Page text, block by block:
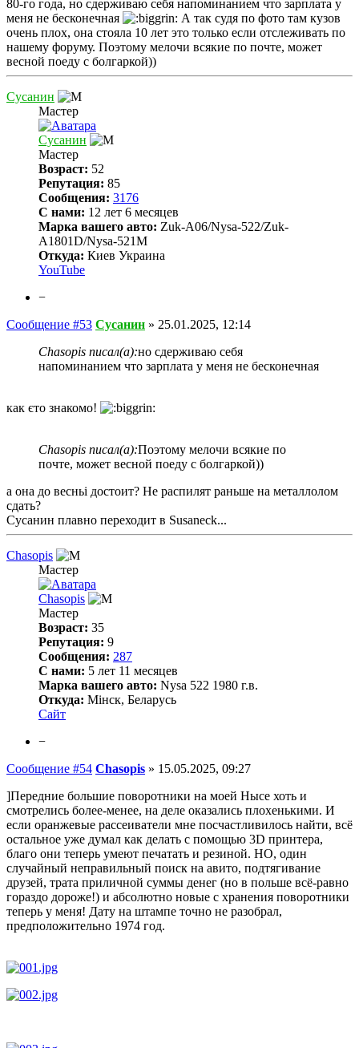
80-го года, но сдерживаю себя напоминанием что зарплата у
меня не бесконечная
А так судя по фото там кузов
очень плох, она стояла 10 лет это только если отслеживать по
нашему форуму. Поэтому мелочи всякие по почте, может
весной поеду с болгаркой))
Сусанин
Мастер
Сусанин
Мастер
Возраст: 52
Репутация: 85
Сообщения: 3176
С нами: 12 лет 6 месяцев
Марка вашего авто: Zuk-A06/Nysa-522/Zuk-
A1801D/Nysa-521M
Откуда: Киев Украина
YouTube
−
Сообщение #53 Сусанин » 25.01.2025, 12:14
Chasopis писал(а):но сдерживаю себя
напоминанием что зарплата у меня не бесконечная
как єто знакомо!
Chasopis писал(а):Поэтому мелочи всякие по
почте, может весной поеду с болгаркой))
а она до весньі достоит? Не распилят раньше на металлолом
сдать?
Сусанин плавно переходит в Susaneck...
Chasopis
Мастер
Chasopis
Мастер
Возраст: 35
Репутация: 9
Сообщения: 287
С нами: 5 лет 11 месяцев
Марка вашего авто: Nysa 522 1980 г.в.
Откуда: Мінск, Беларусь
Сайт
−
Сообщение #54 Chasopis » 15.05.2025, 09:27
]Передние большие поворотники на моей Нысе хоть и
смотрелись более-менее, на деле оказались плохенькими. И
если оранжевые рассеиватели мне посчастливилось найти, всё
остальное уже думал как делать с помощью 3D принтера,
благо они теперь умеют печатать и резиной. НО, один
случайный неправильный поиск на авито, подтягивание
друзей, трата приличной суммы денег (но в польше всё-равно
гораздо дороже!) и абсолютно новые с хранения поворотники
теперь у меня! Дату на штампе точно не разобрал,
предположительно 1974 год.